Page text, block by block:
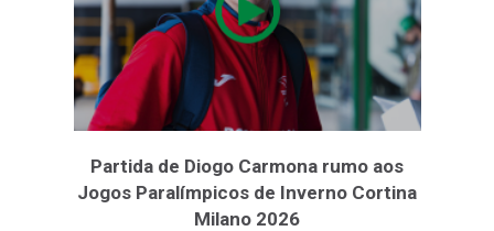
Partida de Diogo Carmona rumo aos
Jogos Paralímpicos de Inverno Cortina
Milano 2026